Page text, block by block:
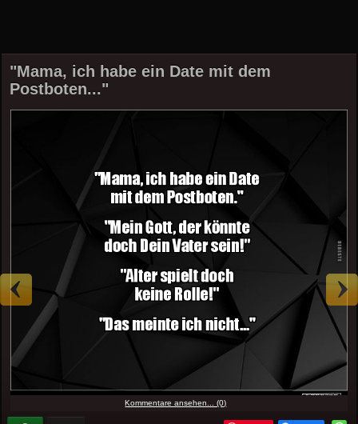
"Mama, ich habe ein Date mit dem
Postboten..."
Kommentare ansehen... (0)